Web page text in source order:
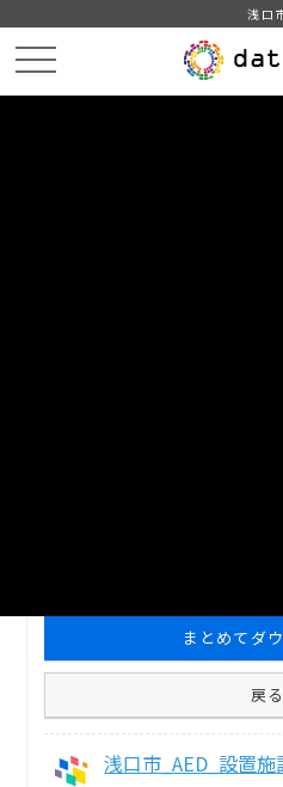
浅口
まとめてダ
戻る
浅口市_AED_設置施